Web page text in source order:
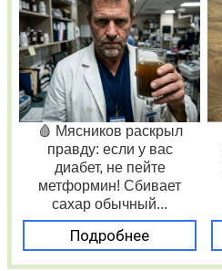
🩸 Мясников раскрыл
правду: если у вас
диабет, не пейте
метформин! Сбивает
сахар обычный...
Подробнее